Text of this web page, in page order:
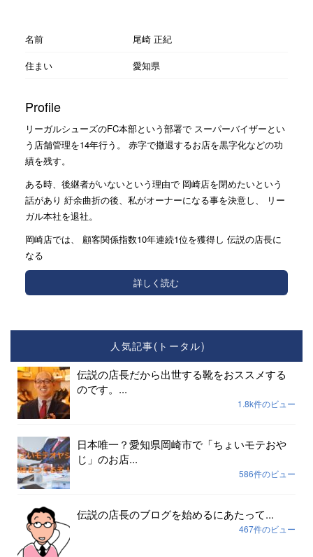
名前
尾崎 正紀
住まい
愛知県
Profile
リーガルシューズのFC本部という部署で スーパーバイザーとい
う店舗管理を14年行う。 赤字で撤退するお店を黒字化などの功
績を残す。
ある時、後継者がいないという理由で 岡崎店を閉めたいという
話があり 紆余曲折の後、私がオーナーになる事を決意し、 リー
ガル本社を退社。
岡崎店では、 顧客関係指数10年連続1位を獲得し 伝説の店長に
なる
詳しく読む
人気記事(トータル)
伝説の店長だから出世する靴をおススメする
のです。...
1.8k件のビュー
日本唯一？愛知県岡崎市で「ちょいモテおや
じ」のお店...
586件のビュー
伝説の店長のブログを始めるにあたって...
467件のビュー